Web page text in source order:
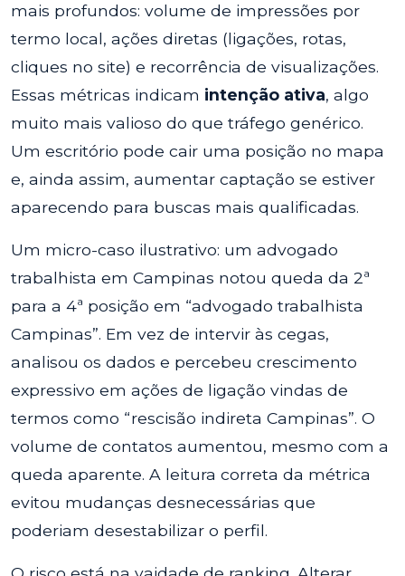
mais profundos: volume de impressões por
termo local, ações diretas (ligações, rotas,
cliques no site) e recorrência de visualizações.
Essas métricas indicam intenção ativa, algo
muito mais valioso do que tráfego genérico.
Um escritório pode cair uma posição no mapa
e, ainda assim, aumentar captação se estiver
aparecendo para buscas mais qualificadas.
Um micro-caso ilustrativo: um advogado
trabalhista em Campinas notou queda da 2ª
para a 4ª posição em “advogado trabalhista
Campinas”. Em vez de intervir às cegas,
analisou os dados e percebeu crescimento
expressivo em ações de ligação vindas de
termos como “rescisão indireta Campinas”. O
volume de contatos aumentou, mesmo com a
queda aparente. A leitura correta da métrica
evitou mudanças desnecessárias que
poderiam desestabilizar o perfil.